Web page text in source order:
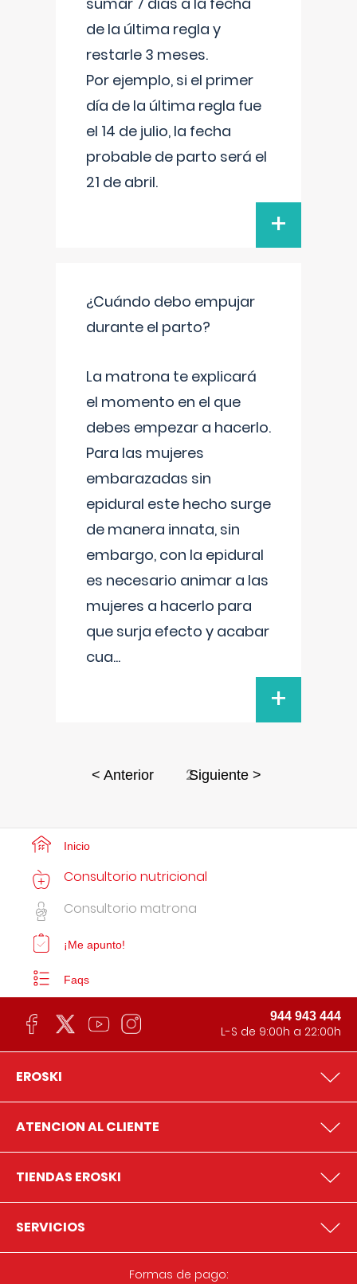
de la última regla y
restarle 3 meses.
Por ejemplo, si el primer
día de la última regla fue
el 14 de julio, la fecha
probable de parto será el
21 de abril.
+
¿Cuándo debo empujar
durante el parto?
La matrona te explicará
el momento en el que
debes empezar a hacerlo.
Para las mujeres
embarazadas sin
epidural este hecho surge
de manera innata, sin
embargo, con la epidural
es necesario animar a las
mujeres a hacerlo para
que surja efecto y acabar
cua...
+
< Anterior 2Siguiente >
Inicio
Consultorio nutricional
Consultorio matrona
¡Me apunto!
Faqs
944 943 444
L-S de 9:00h a 22:00h
EROSKI
ATENCION AL CLIENTE
TIENDAS EROSKI
SERVICIOS
Formas de pago: